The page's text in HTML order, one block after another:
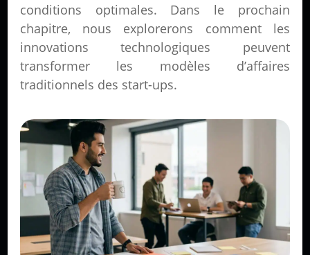
conditions optimales. Dans le prochain
chapitre, nous explorerons comment les
innovations technologiques peuvent
transformer les modèles d’affaires
traditionnels des start-ups.